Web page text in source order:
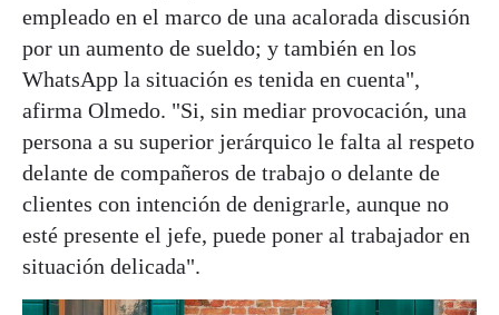
empleado en el marco de una acalorada discusión
por un aumento de sueldo; y también en los
WhatsApp la situación es tenida en cuenta",
afirma Olmedo. "Si, sin mediar provocación, una
persona a su superior jerárquico le falta al respeto
delante de compañeros de trabajo o delante de
clientes con intención de denigrarle, aunque no
esté presente el jefe, puede poner al trabajador en
situación delicada".